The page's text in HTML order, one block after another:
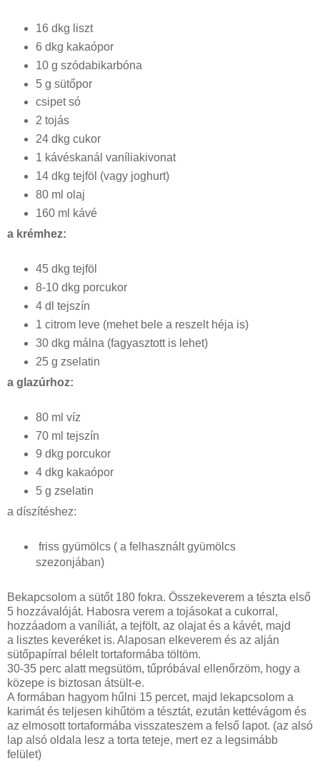
16 dkg liszt
6 dkg kakaópor
10 g szódabikarbóna
5 g sütőpor
csipet só
2 tojás
24 dkg cukor
1 kávéskanál vaníliakivonat
14 dkg tejföl (vagy joghurt)
80 ml olaj
160 ml kávé
a krémhez:
45 dkg tejföl
8-10 dkg porcukor
4 dl tejszín
1 citrom leve (mehet bele a reszelt héja is)
30 dkg málna (fagyasztott is lehet)
25 g zselatin
a glazúrhoz:
80 ml víz
70 ml tejszín
9 dkg porcukor
4 dkg kakaópor
5 g zselatin
a díszítéshez:
friss gyümölcs ( a felhasznált gyümölcs
szezonjában)
Bekapcsolom a sütőt 180 fokra. Összekeverem a tészta első
5 hozzávalóját. Habosra verem a tojásokat a cukorral,
hozzáadom a vaníliát, a tejfölt, az olajat és a kávét, majd
a lisztes keveréket is. Alaposan elkeverem és az alján
sütőpapírral bélelt tortaformába töltöm.
30-35 perc alatt megsütöm, tűpróbával ellenőrzöm, hogy a
közepe is biztosan átsült-e.
A formában hagyom hűlni 15 percet, majd lekapcsolom a
karimát és teljesen kihűtöm a tésztát, ezután kettévágom és
az elmosott tortaformába visszateszem a felső lapot. (az alsó
lap alsó oldala lesz a torta teteje, mert ez a legsimább
felület)